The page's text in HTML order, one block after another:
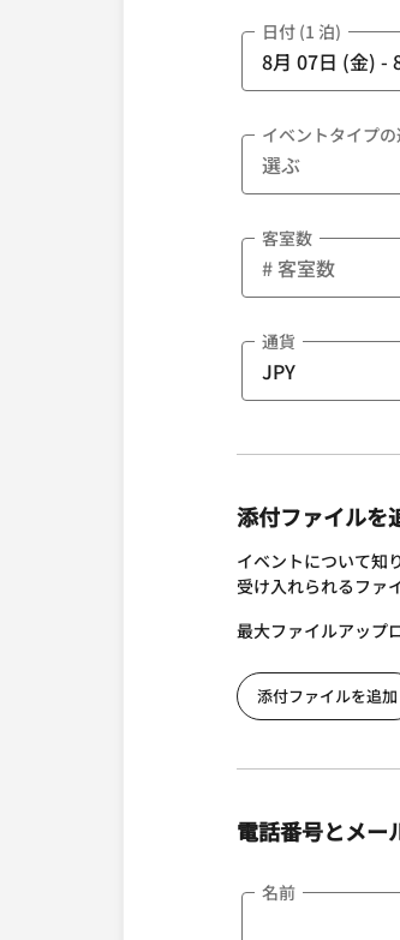
日付 (1 泊)
イベントタイプ
客室数
通貨
添付ファイルを
イベントについて知
受け入れられるフ
最大ファイルアップ
添付ファイルを追加
電話番号とメー
名前